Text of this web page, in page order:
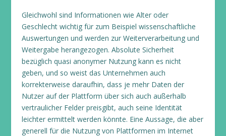
Gleichwohl sind Informationen wie Alter oder
Geschlecht wichtig für zum Beispiel wissenschaftliche
Auswertungen und werden zur Weiterverarbeitung und
Weitergabe herangezogen. Absolute Sicherheit
bezüglich quasi anonymer Nutzung kann es nicht
geben, und so weist das Unternehmen auch
korrekterweise daraufhin, dass je mehr Daten der
Nutzer auf der Plattform über sich auch außerhalb
vertraulicher Felder preisgibt, auch seine Identität
leichter ermittelt werden könnte. Eine Aussage, die aber
generell für die Nutzung von Plattformen im Internet